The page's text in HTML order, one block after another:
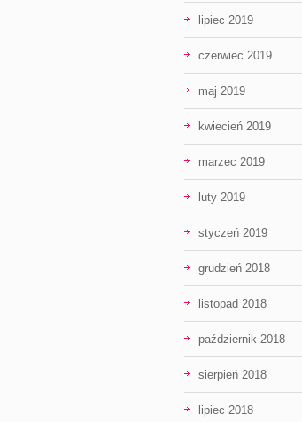
lipiec 2019
czerwiec 2019
maj 2019
kwiecień 2019
marzec 2019
luty 2019
styczeń 2019
grudzień 2018
listopad 2018
październik 2018
sierpień 2018
lipiec 2018